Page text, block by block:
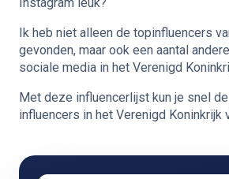
Ik heb niet alleen de topinfluencers
gevonden, maar ook een aantal
sociale media in het Verenigd
Met deze influencerlijst kun je snel
influencers in het Verenigd Koninkrijk